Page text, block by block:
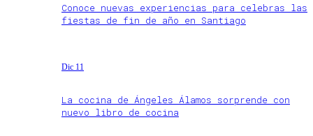
Conoce nuevas experiencias para celebras las
fiestas de fin de año en Santiago
Dic 11
La cocina de Ángeles Álamos sorprende con
nuevo libro de cocina